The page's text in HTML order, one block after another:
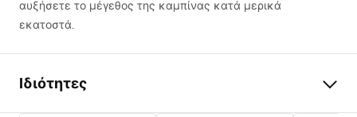
αυξήσετε το μέγεθος της καμπίνας κατά μερικά
εκατοστά.
Ιδιότητες